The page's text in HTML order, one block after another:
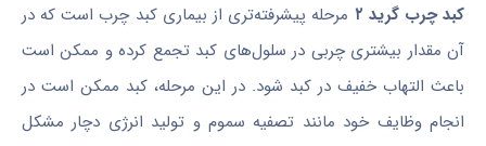
کبد چرب گرید ۲
مرحله پیشرفته‌تری از بیماری کبد چرب است که در
آن مقدار بیشتری چربی در سلول‌های کبد تجمع کرده و ممکن است
باعث التهاب خفیف در کبد شود. در این مرحله، کبد ممکن است در
انجام وظایف خود مانند تصفیه سموم و تولید انرژی دچار مشکل